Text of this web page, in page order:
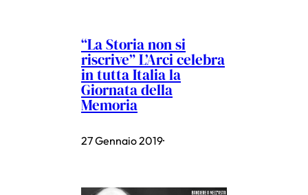
“La Storia non si
riscrive” L’Arci celebra
in tutta Italia la
Giornata della
Memoria
27 Gennaio 2019·